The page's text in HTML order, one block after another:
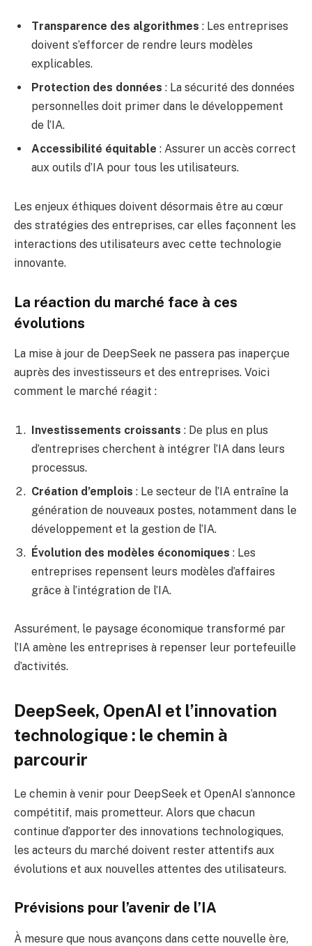
Transparence des algorithmes : Les entreprises
doivent s’efforcer de rendre leurs modèles
explicables.
Protection des données : La sécurité des données
personnelles doit primer dans le développement
de l’IA.
Accessibilité équitable : Assurer un accès correct
aux outils d’IA pour tous les utilisateurs.
Les enjeux éthiques doivent désormais être au cœur
des stratégies des entreprises, car elles façonnent les
interactions des utilisateurs avec cette technologie
innovante.
La réaction du marché face à ces
évolutions
La mise à jour de DeepSeek ne passera pas inaperçue
auprès des investisseurs et des entreprises. Voici
comment le marché réagit :
Investissements croissants : De plus en plus
d’entreprises cherchent à intégrer l’IA dans leurs
processus.
Création d’emplois : Le secteur de l’IA entraîne la
génération de nouveaux postes, notamment dans le
développement et la gestion de l’IA.
Évolution des modèles économiques : Les
entreprises repensent leurs modèles d’affaires
grâce à l’intégration de l’IA.
Assurément, le paysage économique transformé par
l’IA amène les entreprises à repenser leur portefeuille
d’activités.
DeepSeek, OpenAI et l’innovation
technologique : le chemin à
parcourir
Le chemin à venir pour DeepSeek et OpenAI s’annonce
compétitif, mais prometteur. Alors que chacun
continue d’apporter des innovations technologiques,
les acteurs du marché doivent rester attentifs aux
évolutions et aux nouvelles attentes des utilisateurs.
Prévisions pour l’avenir de l’IA
À mesure que nous avançons dans cette nouvelle ère,